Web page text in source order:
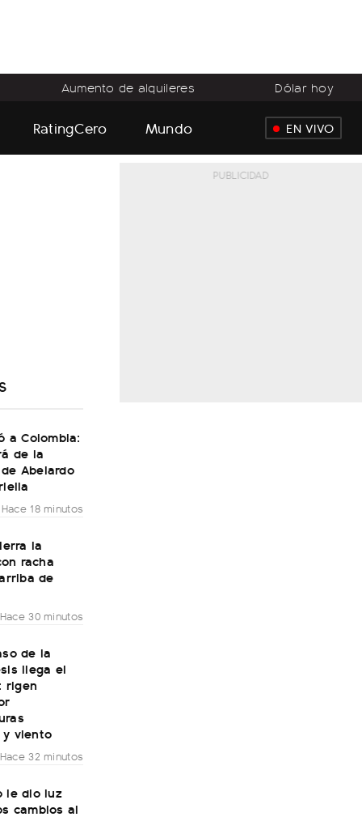
Aumento de alquileres Dólar hoy
RatingCero Mundo EN VIVO
a Colombia:
de la
Abelardo
Hace 18 minutos
la
racha
de
Hace 30 minutos
de la
llega el
rigen
viento
Hace 32 minutos
le dio luz
cambios al